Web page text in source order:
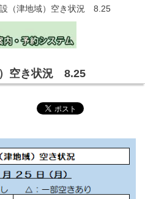
（津地域）空き状況 8.25
空き状況 8.25